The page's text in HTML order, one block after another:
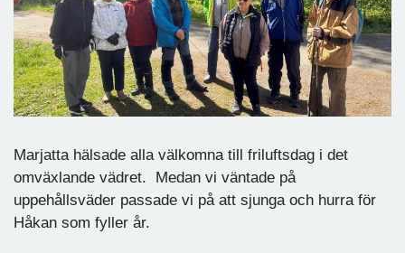
Marjatta hälsade alla välkomna till friluftsdag i det
omväxlande vädret. Medan vi väntade på
uppehållsväder passade vi på att sjunga och hurra för
Håkan som fyller år.